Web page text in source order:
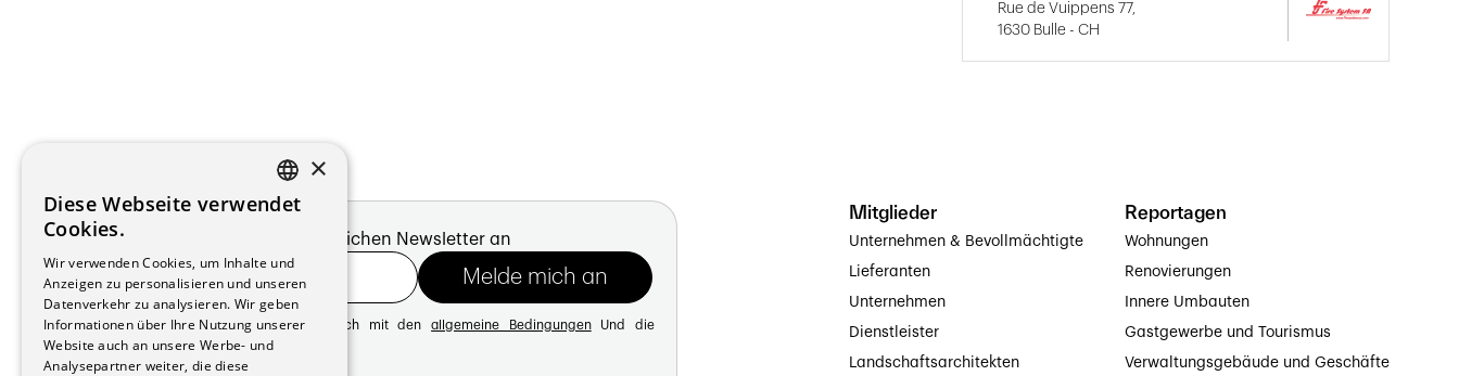
Rue de Vuippens 77,
1630 Bulle - CH
Melde dich für unseren monatlichen Newsletter an
Mit der Registrierung erklären Sie sich mit denallgemeine BedingungenUnd die
Datenschutzrichtlinie
Mitglieder
Unternehmen & Bevollmächtigte
Lieferanten
Unternehmen
Dienstleister
Landschaftsarchitekten
Reportagen
Wohnungen
Renovierungen
Innere Umbauten
Gastgewerbe und Tourismus
Verwaltungsgebäude und Geschäfte
FRENCH
×
Diese Webseite verwendet
Cookies.
Wir verwenden Cookies, um Inhalte und
Anzeigen zu personalisieren und unseren
Datenverkehr zu analysieren. Wir geben
Informationen über Ihre Nutzung unserer
Website auch an unsere Werbe- und
Analysepartner weiter, die diese